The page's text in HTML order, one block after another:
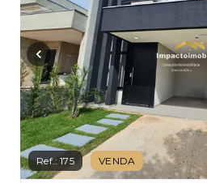
Ref.:175 VENDA